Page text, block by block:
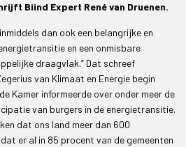
Biind Expert René van Druenen.
dan ook een belangrijke en
en een onmisbare
draagvlak.” Dat schreef
van Klimaat en Energie begin
Kamer informeerde over onder meer de
van burgers in de energietransitie.
dat ons land meer dan 600
er al in 85 procent van de gemeenten